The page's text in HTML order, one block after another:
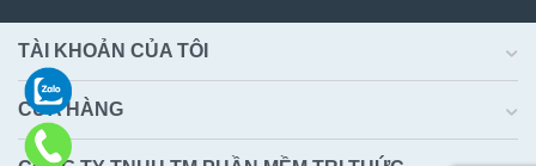
TÀI KHOẢN CỦA TÔI
CỬA HÀNG